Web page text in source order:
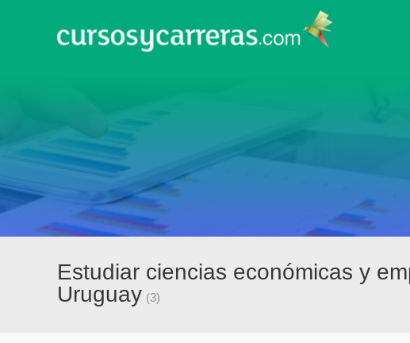
Estudiar ciencias económicas y
Uruguay (3)